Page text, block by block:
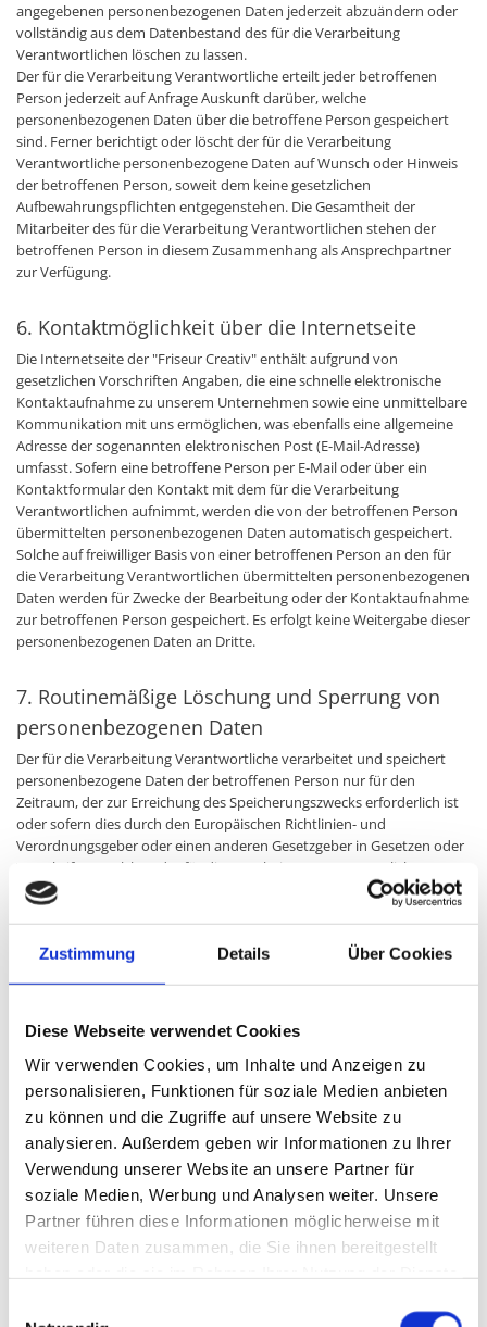
Zustimmung Details Über Cookies
Diese Webseite verwendet Cookies
Wir verwenden Cookies, um Inhalte und Anzeigen zu
personalisieren, Funktionen für soziale Medien anbieten
zu können und die Zugriffe auf unsere Website zu
analysieren. Außerdem geben wir Informationen zu Ihrer
Verwendung unserer Website an unsere Partner für
soziale Medien, Werbung und Analysen weiter. Unsere
Partner führen diese Informationen möglicherweise mit
weiteren Daten zusammen, die Sie ihnen bereitgestellt
angegebenen personenbezogenen Daten jederzeit abzuändern oder
vollständig aus dem Datenbestand des für die Verarbeitung
Verantwortlichen löschen zu lassen.
Der für die Verarbeitung Verantwortliche erteilt jeder betroffenen
Person jederzeit auf Anfrage Auskunft darüber, welche
personenbezogenen Daten über die betroffene Person gespeichert
sind. Ferner berichtigt oder löscht der für die Verarbeitung
Verantwortliche personenbezogene Daten auf Wunsch oder Hinweis
der betroffenen Person, soweit dem keine gesetzlichen
Aufbewahrungspflichten entgegenstehen. Die Gesamtheit der
Mitarbeiter des für die Verarbeitung Verantwortlichen stehen der
betroffenen Person in diesem Zusammenhang als Ansprechpartner
zur Verfügung.
6. Kontaktmöglichkeit über die Internetseite
Die Internetseite der "Friseur Creativ" enthält aufgrund von
gesetzlichen Vorschriften Angaben, die eine schnelle elektronische
Kontaktaufnahme zu unserem Unternehmen sowie eine unmittelbare
Kommunikation mit uns ermöglichen, was ebenfalls eine allgemeine
Adresse der sogenannten elektronischen Post (E-Mail-Adresse)
umfasst. Sofern eine betroffene Person per E-Mail oder über ein
Kontaktformular den Kontakt mit dem für die Verarbeitung
Verantwortlichen aufnimmt, werden die von der betroffenen Person
übermittelten personenbezogenen Daten automatisch gespeichert.
Solche auf freiwilliger Basis von einer betroffenen Person an den für
die Verarbeitung Verantwortlichen übermittelten personenbezogenen
Daten werden für Zwecke der Bearbeitung oder der Kontaktaufnahme
zur betroffenen Person gespeichert. Es erfolgt keine Weitergabe dieser
personenbezogenen Daten an Dritte.
7. Routinemäßige Löschung und Sperrung von
personenbezogenen Daten
Der für die Verarbeitung Verantwortliche verarbeitet und speichert
personenbezogene Daten der betroffenen Person nur für den
Zeitraum, der zur Erreichung des Speicherungszwecks erforderlich ist
oder sofern dies durch den Europäischen Richtlinien- und
Verordnungsgeber oder einen anderen Gesetzgeber in Gesetzen oder
Vorschriften, welchen der für die Verarbeitung Verantwortliche
unterliegt, vorgesehen wurde.
Entfällt der Speicherungszweck oder läuft eine vom Europäischen
Gesetzgeber vorgeschriebene Speicherfrist ab, werden die
8. Rechte der betroffenen Person
a) Recht auf Bestätigung
Jede betroffene Person hat das vom Europäischen Richtlinien- und
Verordnungsgeber eingeräumte Recht, von dem für die Verarbeitung
Verantwortlichen eine Bestätigung darüber zu verlangen, ob sie
betreffende personenbezogene Daten verarbeitet werden. Möchte
eine betroffene Person dieses Bestätigungsrecht in Anspruch nehmen,
kann sie sich hierzu jederzeit an einen Mitarbeiter des für die
Verarbeitung Verantwortlichen wenden.